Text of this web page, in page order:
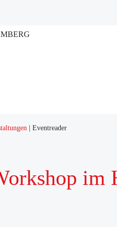
Eventreader
im